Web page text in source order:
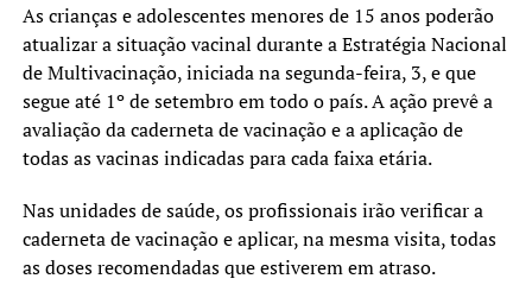
As crianças e adolescentes menores de 15 anos poderão
atualizar a situação vacinal durante a Estratégia Nacional
de Multivacinação, iniciada na segunda-feira, 3, e que
segue até 1º de setembro em todo o país. A ação prevê a
avaliação da caderneta de vacinação e a aplicação de
todas as vacinas indicadas para cada faixa etária.
Nas unidades de saúde, os profissionais irão verificar a
caderneta de vacinação e aplicar, na mesma visita, todas
as doses recomendadas que estiverem em atraso.